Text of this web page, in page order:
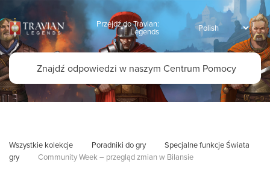
Przejdź do Travian:
Legends
Wszystkie kolekcje Poradniki do gry
Specjalne funkcje Świata
gry
Community Week – przegląd zmian w Bilansie